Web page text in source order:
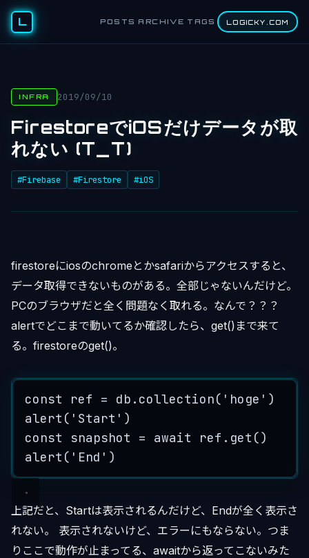
L POSTS ARCHIVE TAGS LOGICKY.COM
INFRA 2019/09/10
FirestoreでiOSだけデータが取
れない (T_T)
#Firebase #Firestore #iOS
firestoreにiosのchromeとかsafariからアクセスすると、
データ取得できないものがある。全部じゃないんだけど。
PCのブラウザだと全く問題なく取れる。なんで？？？
alertでどこまで動いてるか確認したら、get()まで来て
る。firestoreのget()。
const ref = db . collection( ' hoge ' )
alert ( ' Start ' )
const
snapshot = await ref . get ()
alert ( ' End ' )
上記だと、Startは表示されるんだけど、Endが全く表示さ
れない。 表示されないけど、エラーにもならない。つま
りここで動作が止まってる、awaitから返ってこないみた